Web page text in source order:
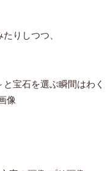
りしつつ、
宝石を選ぶ瞬間はわく